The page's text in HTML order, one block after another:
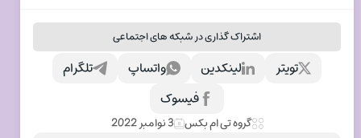
اشتراک گذاری در شبکه های اجتماعی
تلگرام واتساپ لینکدین
تویتر
فیسوک
گروه تی ام بکس 3 نوامبر 2022